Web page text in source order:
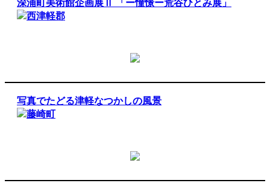
深浦町美術館企画展Ⅱ 「ー憧憬ー荒谷ひとみ展」
西津軽郡
写真でたどる津軽なつかしの風景
藤崎町